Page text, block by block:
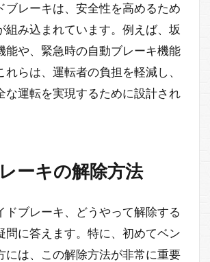
ブレーキは、安全性を高めるため
組み込まれています。例えば、坂
能や、緊急時の自動ブレーキ機能
れらは、運転者の負担を軽減し、
な運転を実現するために設計され
ーキの解除方法
ドブレーキ、どうやって解除する
問に答えます。特に、初めてベン
には、この解除方法が非常に重要